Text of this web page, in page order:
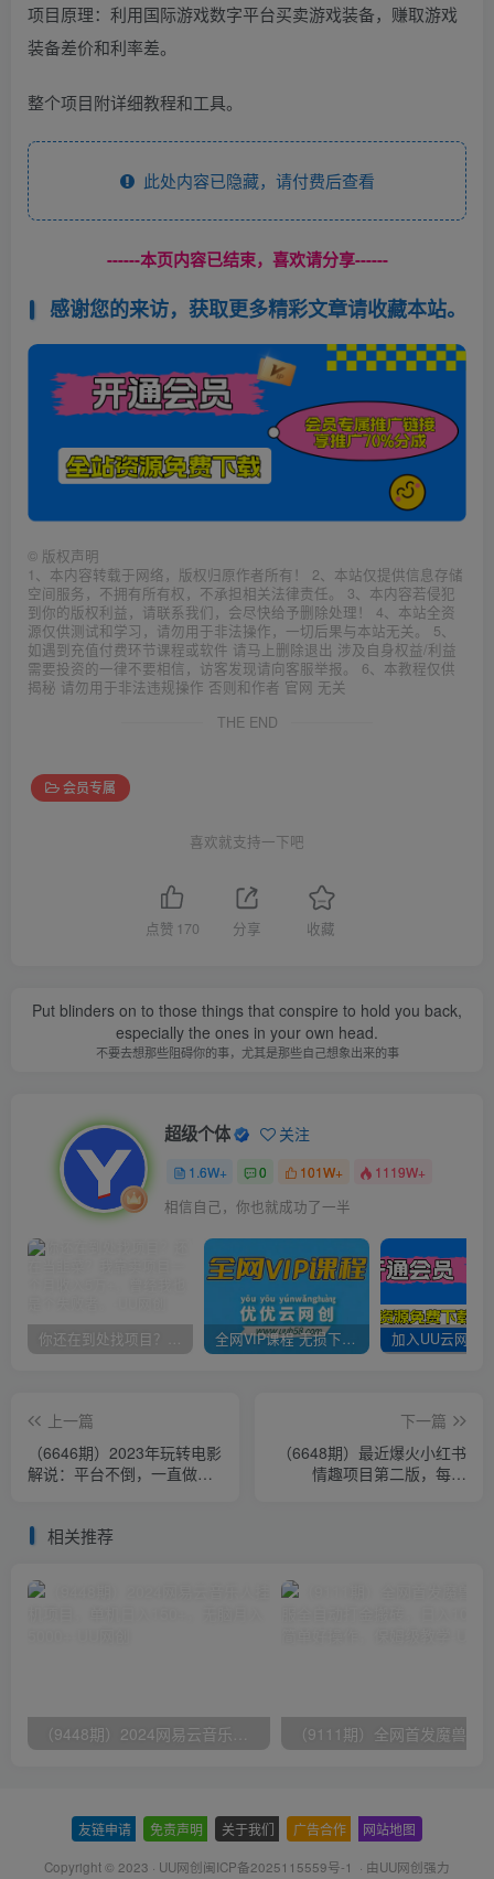
项目原理：利用国际游戏数字平台买卖游戏装备，赚取游戏
装备差价和利率差。
整个项目附详细教程和工具。
此处内容已隐藏，请付费后查看
------本页内容已结束，喜欢请分享------
感谢您的来访，获取更多精彩文章请收藏本站。
© 版权声明
1、本内容转载于网络，版权归原作者所有！ 2、本站仅提供信息存储
空间服务，不拥有所有权，不承担相关法律责任。 3、本内容若侵犯
到你的版权利益，请联系我们，会尽快给予删除处理！ 4、本站全资
源仅供测试和学习，请勿用于非法操作，一切后果与本站无关。 5、
如遇到充值付费环节课程或软件 请马上删除退出 涉及自身权益/利益
需要投资的一律不要相信，访客发现请向客服举报。 6、本教程仅供
揭秘 请勿用于非法违规操作 否则和作者 官网 无关
THE END
会员专属
喜欢就支持一下吧
点赞 170 分享 收藏
Put blinders on to those things that conspire to hold you back,
especially the ones in your own head.
不要去想那些阻碍你的事，尤其是那些自己想象出来的事
超级个体 关注
1.6W+ 0 101W+ 1119W+
相信自己，你也就成功了一半
你还在到处找项目？还在当韭菜？我靠卖项目一个月收入5万+，曾经我也是个失败者。 全网VIP课程 无损下载~
上一篇
（6646期）2023年玩转电影
解说：平台不倒，一直做到
下一篇
（6648期）最近爆火小红书
情趣项目第二版，每天
相关推荐
友链申请 免责声明 关于我们 广告合作 网站地图
Copyright © 2023 · UU网创闽ICP备2025115559号-1 · 由UU网创强力